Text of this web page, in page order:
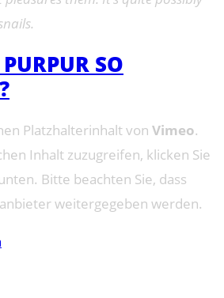
SO
Platzhalterinhalt von Vimeo.
Inhalt zuzugreifen, klicken Sie
Bitte beachten Sie, dass
weitergegeben werden.